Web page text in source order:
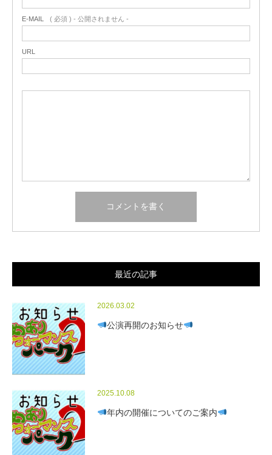
E-MAIL ( 必須 ) - 公開されません -
URL
最近の記事
2026.03.02
公演再開のお知らせ
2025.10.08
年内の開催についてのご案内